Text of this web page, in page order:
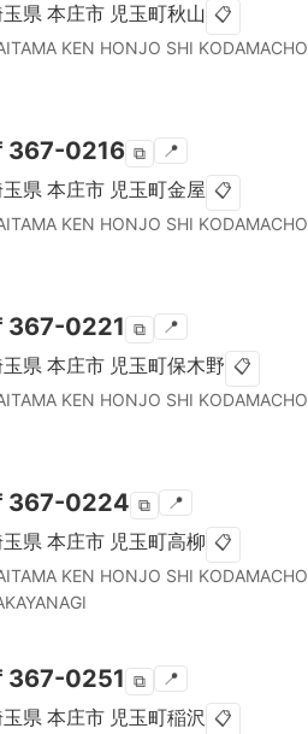
県 本庄市 児玉町秋山 📋
KEN HONJO SHI
367-0216 ⧉ 📍
県 本庄市 児玉町金屋 📋
KEN HONJO SHI
367-0221 ⧉ 📍
県 本庄市 児玉町保木野 📋
KEN HONJO SHI
367-0224 ⧉ 📍
県 本庄市 児玉町高柳 📋
KEN HONJO SHI KODAMACHO
367-0251 ⧉ 📍
県 本庄市 児玉町稲沢 📋